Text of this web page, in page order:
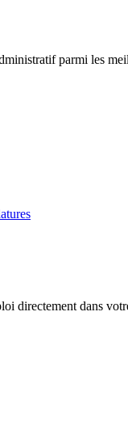
parmi les
directement dans